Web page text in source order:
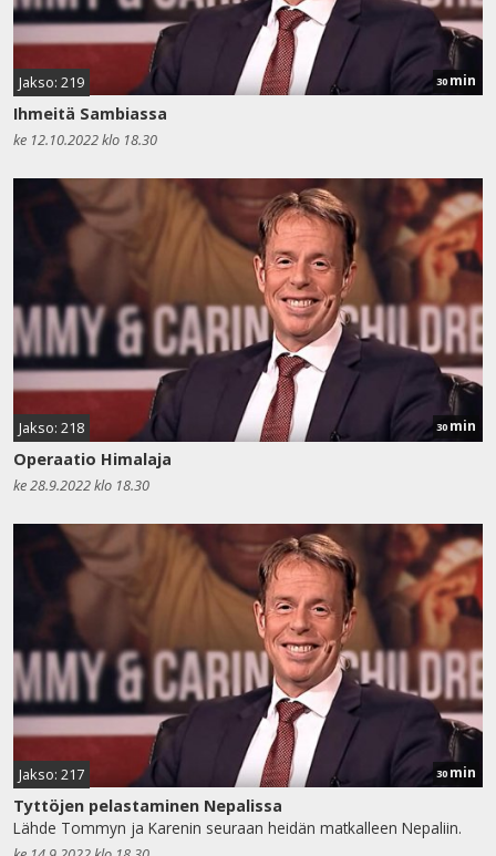
Jakso: 219 30min
Ihmeitä Sambiassa
ke 12.10.2022 klo 18.30
Jakso: 218 30min
Operaatio Himalaja
ke 28.9.2022 klo 18.30
Jakso: 217 30min
Tyttöjen pelastaminen Nepalissa
Lähde Tommyn ja Karenin seuraan heidän matkalleen Nepaliin.